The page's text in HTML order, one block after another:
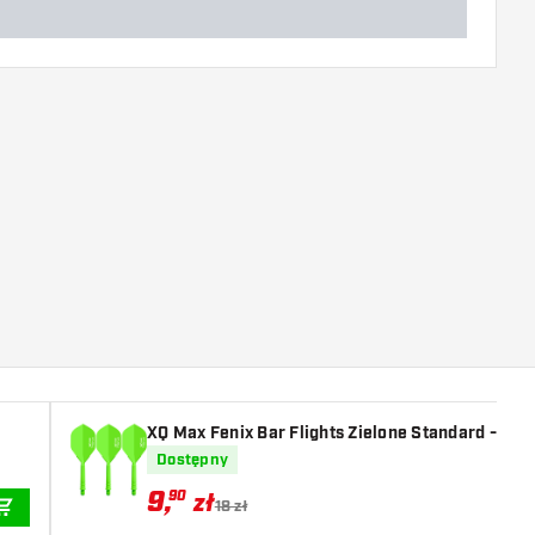
DODAJ DO KOSZYKA
XQ Max Fenix Bar Flights Zielone Standard -
Dostępny
9,90 zł18 zł